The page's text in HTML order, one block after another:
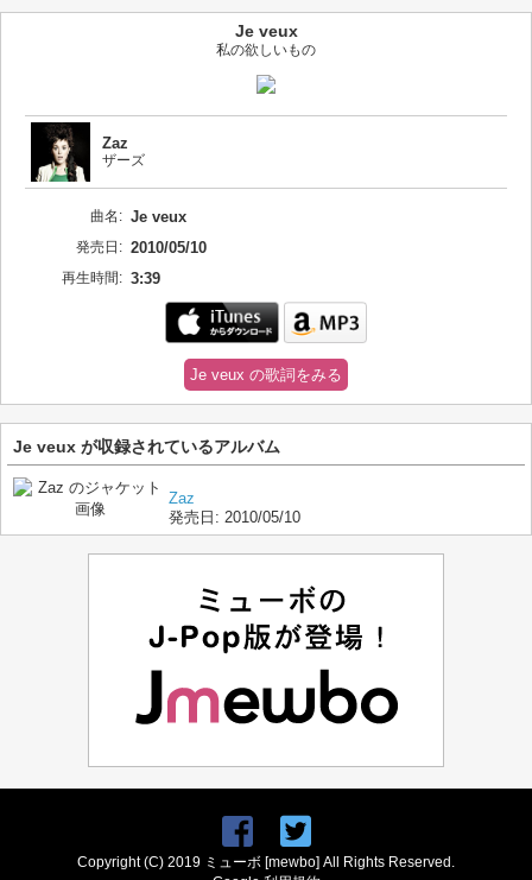
Je veux
私の欲しいもの
Zaz
ザーズ
曲名: Je veux
発売日: 2010/05/10
再生時間: 3:39
Je veux の歌詞をみる
Je veux が収録されているアルバム
Zaz
発売日: 2010/05/10
Copyright (C) 2019 ミューボ [mewbo] All Rights Reserved.